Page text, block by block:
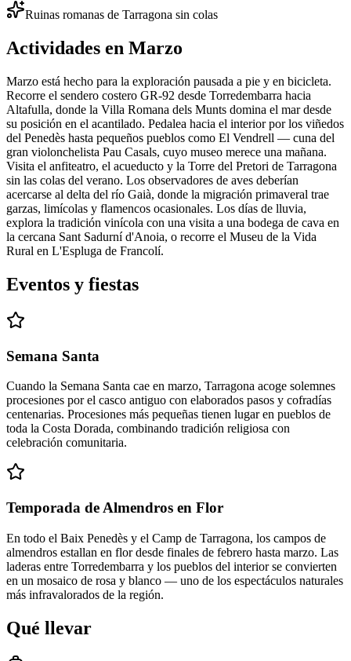
Ruinas romanas de Tarragona sin colas
Actividades en Marzo
Marzo está hecho para la exploración pausada a pie y en bicicleta.
Recorre el sendero costero GR-92 desde Torredembarra hacia
Altafulla, donde la Villa Romana dels Munts domina el mar desde
su posición en el acantilado. Pedalea hacia el interior por los viñedos
del Penedès hasta pequeños pueblos como El Vendrell — cuna del
gran violonchelista Pau Casals, cuyo museo merece una mañana.
Visita el anfiteatro, el acueducto y la Torre del Pretori de Tarragona
sin las colas del verano. Los observadores de aves deberían
acercarse al delta del río Gaià, donde la migración primaveral trae
garzas, limícolas y flamencos ocasionales. Los días de lluvia,
explora la tradición vinícola con una visita a una bodega de cava en
la cercana Sant Sadurní d'Anoia, o recorre el Museu de la Vida
Rural en L'Espluga de Francolí.
Eventos y fiestas
Semana Santa
Cuando la Semana Santa cae en marzo, Tarragona acoge solemnes
procesiones por el casco antiguo con elaborados pasos y cofradías
centenarias. Procesiones más pequeñas tienen lugar en pueblos de
toda la Costa Dorada, combinando tradición religiosa con
celebración comunitaria.
Temporada de Almendros en Flor
En todo el Baix Penedès y el Camp de Tarragona, los campos de
almendros estallan en flor desde finales de febrero hasta marzo. Las
laderas entre Torredembarra y los pueblos del interior se convierten
en un mosaico de rosa y blanco — uno de los espectáculos naturales
más infravalorados de la región.
Qué llevar